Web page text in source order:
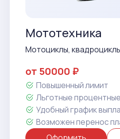
Мототехника
Мотоциклы,
от 50000 ₽
Повышенный лимит
Льготные
Удобный график
Возможен перенос